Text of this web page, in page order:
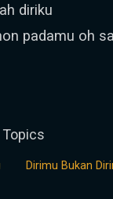
diriku
padamu oh
Topics
Dirimu Bukan